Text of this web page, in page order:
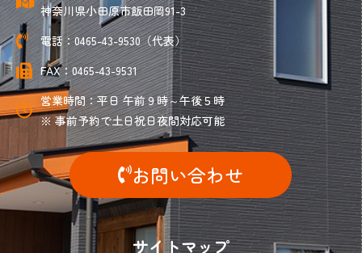
神奈川県小田原市飯田岡91-3
電話：0465-43-9530（代表）
FAX：0465-43-9531
営業時間：平日 午前９時～午後５時
※ 事前予約で土日祝日夜間対応可能
お問い合わせ
サイトマップ